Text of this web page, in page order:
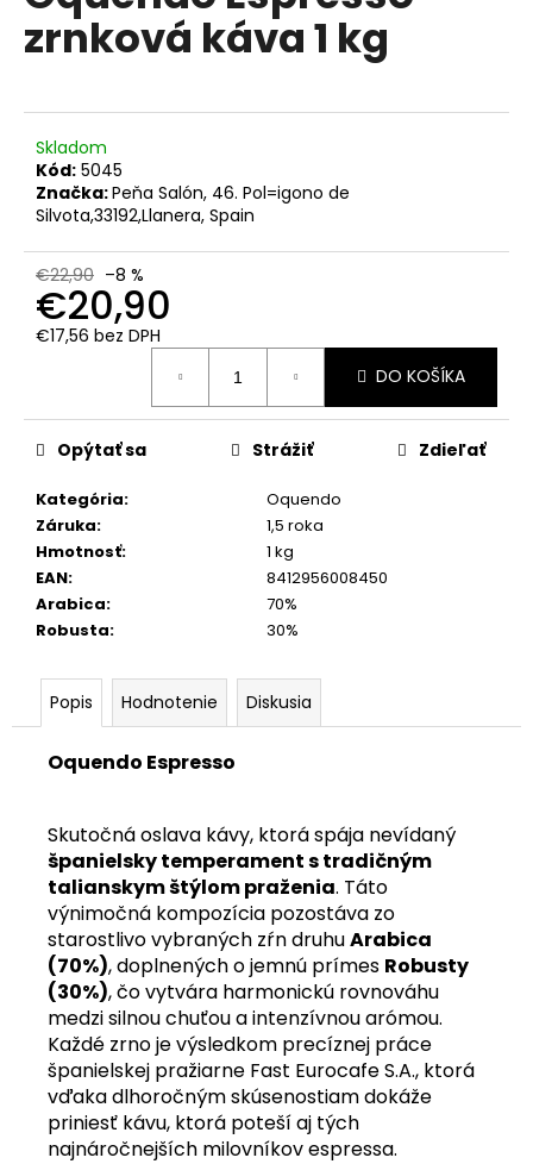
z
zrnková káva 1 kg
Skladom
Kód: 5045
Značka:Peňa Salón, 46. Pol=igono de
Silvota,33192,Llanera, Spain
€22,90 –8 %
€20,90
€17,56 bez DPH
DO KOŠÍKA
Kategória:
Oquendo
Záruka:
1,5 roka
Hmotnosť:
1 kg
EAN:
8412956008450
Arabica:
70%
Robusta: 30%
Opýtať sa Strážiť Zdieľať
Popis Hodnotenie Diskusia
Oquendo Espresso
Skutočná oslava kávy, ktorá spája nevídaný
španielsky temperament s tradičným
talianskym štýlom praženia. Táto
výnimočná kompozícia pozostáva zo
starostlivo vybraných zŕn druhuArabica
(70%), doplnených o jemnú prímes Robusty
(30%), čo vytvára harmonickú rovnováhu
medzi silnou chuťou a intenzívnou arómou.
Každé zrno je výsledkom precíznej práce
španielskej pražiarne Fast Eurocafe S.A., ktorá
vďaka dlhoročným skúsenostiam dokáže
priniesť kávu, ktorá poteší aj tých
najnáročnejších milovníkov espressa.
a
m
MOLINARI
CAFFÉ
ESPRESSO
TRADIZIONE
ZRNKOVÁ
KÁVA
KG
€21,90